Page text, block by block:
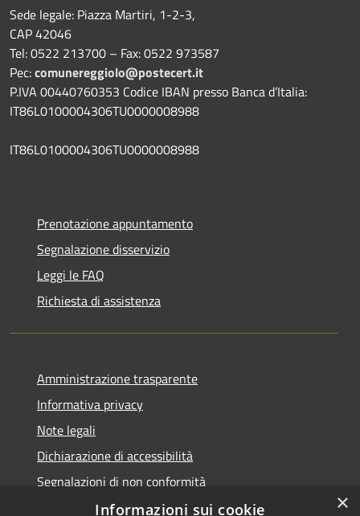
Sede legale: Piazza Martiri, 1-2-3,
CAP 42046
Tel: 0522 213700 – Fax: 0522 973587
Pec:comunereggiolo@postecert.it
P.IVA 00440760353 Codice IBAN presso Banca d’Italia:
IT86L0100004306TU0000008988
IT86L0100004306TU0000008988
Prenotazione appuntamento
Segnalazione disservizio
Leggi le FAQ
Richiesta di assistenza
Amministrazione trasparente
Informativa privacy
Note legali
Dichiarazione di accessibilità
Segnalazioni di non conformità
×
Informazioni sui cookie